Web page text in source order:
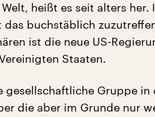
heißt es seit alters her.
das buchstäblich
ist die neue US-
Staaten.
gesellschaftliche Gruppe in
die aber im Grunde nur